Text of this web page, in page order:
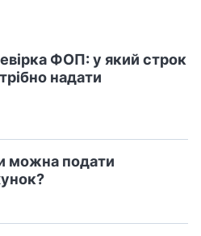
ФОП: у який строк
надати
можна подати